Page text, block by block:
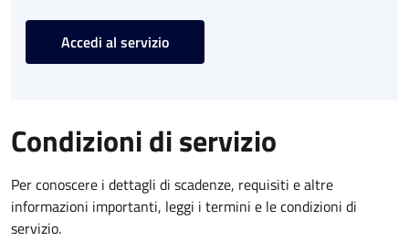
Accedi al servizio
Condizioni di servizio
Per conoscere i dettagli di scadenze, requisiti e altre
informazioni importanti, leggi i termini e le condizioni di
servizio.